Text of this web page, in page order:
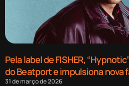
Pela label de FISHER,
do Beatport e impulsiona nova
31 de março de 2026